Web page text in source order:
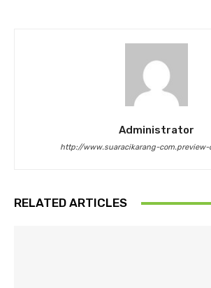
Administrator
http://www.suaracikarang-com.preview-
RELATED ARTICLES